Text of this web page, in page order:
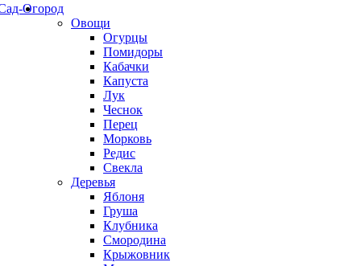
Огород
Овощи
Огурцы
Помидоры
Кабачки
Капуста
Лук
Чеснок
Перец
Морковь
Редис
Свекла
Деревья
Яблоня
Груша
Клубника
Смородина
Крыжовник